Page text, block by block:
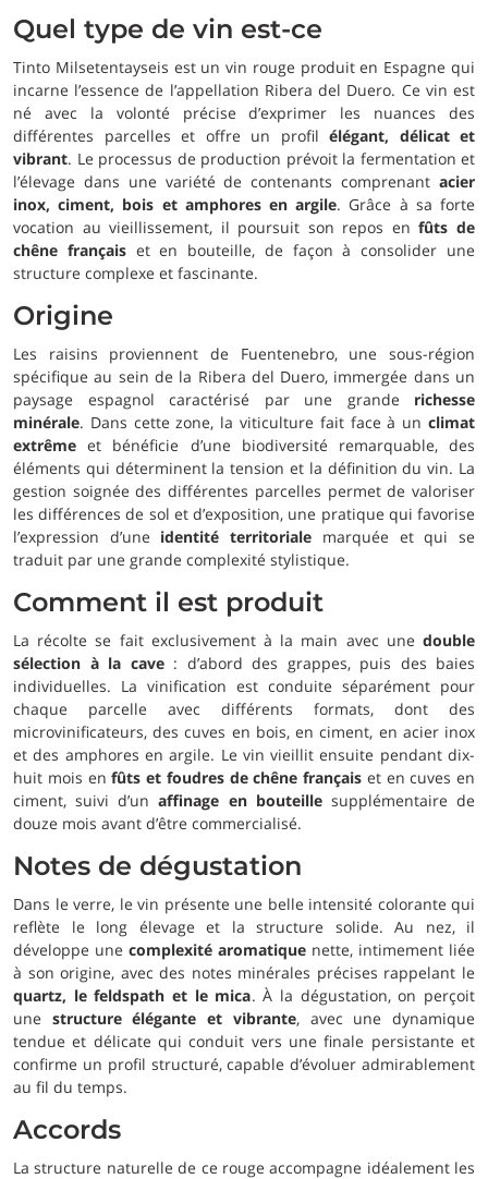
Quel type de vin est-ce
Tinto Milsetentayseis est un vin rouge produit en Espagne qui
incarne l’essence de l’appellation Ribera del Duero. Ce vin est
né avec la volonté précise d’exprimer les nuances des
différentes parcelles et offre un profil élégant, délicat et
vibrant. Le processus de production prévoit la fermentation et
l’élevage dans une variété de contenants comprenant acier
inox, ciment, bois et amphores en argile. Grâce à sa forte
vocation au vieillissement, il poursuit son repos enfûts de
chêne françaiset en bouteille, de façon à consolider une
structure complexe et fascinante.
Origine
Les raisins proviennent de Fuentenebro, une sous-région
spécifique au sein de la Ribera del Duero, immergée dans un
paysage espagnol caractérisé par une grande richesse
minérale. Dans cette zone, la viticulture fait face à un climat
extrême et bénéficie d’une biodiversité remarquable, des
éléments qui déterminent la tension et la définition du vin. La
gestion soignée des différentes parcelles permet de valoriser
les différences de sol et d’exposition, une pratique qui favorise
l’expression d’une identité territoriale marquée et qui se
traduit par une grande complexité stylistique.
Comment il est produit
La récolte se fait exclusivement à la main avec une double
sélection à la cave: d’abord des grappes, puis des baies
individuelles. La vinification est conduite séparément pour
chaque parcelle avec différents formats, dont des
microvinificateurs, des cuves en bois, en ciment, en acier inox
et des amphores en argile. Le vin vieillit ensuite pendant dix-
huit mois enfûts et foudres de chêne français et en cuves en
ciment, suivi d’unaffinage en bouteillesupplémentaire de
douze mois avant d’être commercialisé.
Notes de dégustation
Dans le verre, le vin présente une belle intensité colorante qui
reflète le long élevage et la structure solide. Au nez, il
développe une complexité aromatique nette, intimement liée
à son origine, avec des notes minérales précises rappelant le
quartz, le feldspath et le mica. À la dégustation, on perçoit
une structure élégante et vibrante, avec une dynamique
tendue et délicate qui conduit vers une finale persistante et
confirme un profil structuré, capable d’évoluer admirablement
au fil du temps.
Accords
La structure naturelle de ce rouge accompagne idéalement les